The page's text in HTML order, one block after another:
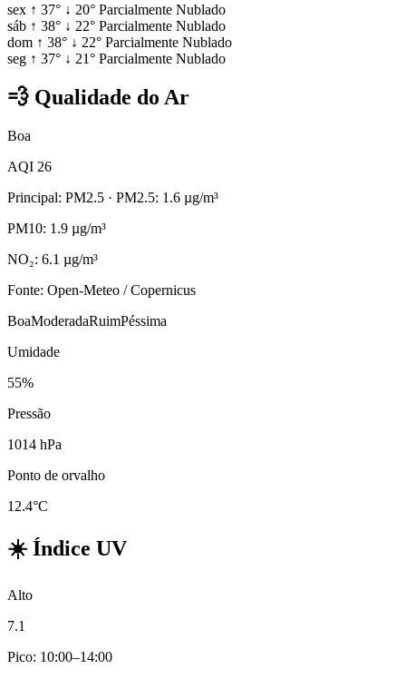
sex ↑ 37° ↓ 20° Parcialmente Nublado
sáb ↑ 38° ↓ 22° Parcialmente Nublado
dom ↑ 38° ↓ 22° Parcialmente Nublado
seg ↑ 37° ↓ 21° Parcialmente Nublado
💨 Qualidade do Ar
Boa
AQI 26
Principal: PM2.5 · PM2.5: 1.6 µg/m³
PM10: 1.9 µg/m³
NO₂: 6.1 µg/m³
Fonte: Open-Meteo / Copernicus
BoaModeradaRuimPéssima
Umidade
55%
Pressão
1014 hPa
Ponto de orvalho
12.4°C
☀️ Índice UV
Alto
7.1
Pico: 10:00–14:00